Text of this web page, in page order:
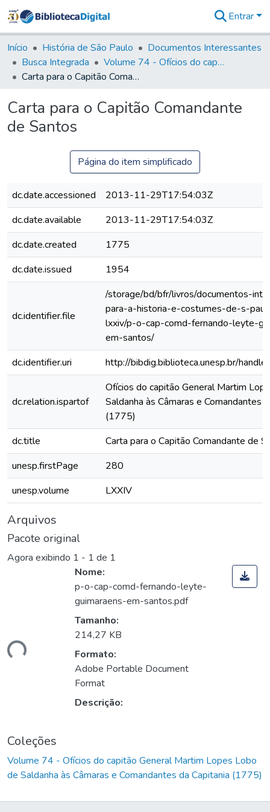
&
Coleções
Tudo na
Biblioteca
Estatísticas
Entrar
Início História de São Paulo
Documentos Interessantes
Busca Integrada
Volume 74 - Ofícios do capitão General Martim Lopes Lobo de Saldanha às Câmaras e Comandantes da Capitania (1775)
Carta para o Capitão Comandante de Santos
Carta para o Capitão Comandante
de Santos
Página do item simplificado
dc.date.accessioned
2013-11-29T17:54:03Z
dc.date.available
2013-11-29T17:54:03Z
dc.date.created
1775
dc.date.issued
1954
dc.identifier.file
/storage/bd/bfr/livros/documentos-
para-a-historia-e-costumes-de-s-
lxxiv/p-o-cap-comd-fernando-leyte-
em-santos/
dc.identifier.uri
http://bibdig.biblioteca.unesp.br/
dc.relation.ispartof
Ofícios do capitão General Martim
Saldanha às Câmaras e Comandantes
(1775)
dc.title
Carta para o Capitão Comandante de
unesp.firstPage
280
unesp.volume
LXXIV
Arquivos
Pacote original
Agora exibindo 1 - 1 de 1
Nome:
p-o-cap-comd-fernando-leyte-
guimaraens-em-santos.pdf
Tamanho:
214,27 KB
Formato:
Adobe Portable Document
Format
Descrição:
Coleções
Volume 74 - Ofícios do capitão General Martim Lopes Lobo
de Saldanha às Câmaras e Comandantes da Capitania (1775)